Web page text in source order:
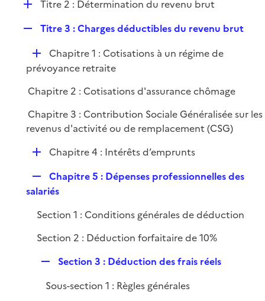
e
r
D
l
i
e
r
Titre 2 : Détermination du revenu brut
p
l
i
e
r
Titre 3 : Charges déductibles du revenu brut
D
é
l
i
e
Chapitre 1 : Cotisations à un régime de
prévoyance retraite
Chapitre 2 : Cotisations d'assurance chômage
Chapitre 3 : Contribution Sociale Généralisée sur les
revenus d'activité ou de remplacement (CSG)
D
p
l
e
r
Chapitre 4 : Intérêts d’emprunts
e
l
r
Chapitre 5 : Dépenses professionnelles des
salariés
Section 1 : Conditions générales de déduction
Section 2 : Déduction forfaitaire de 10%
p
Section 3 : Déduction des frais réels
Sous-section 1 : Règles générales